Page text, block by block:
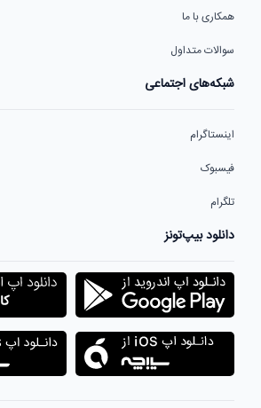
همکاری با ما
سوالات متداول
شبکه‌های اجتماعی
اینستاگرام
فیسبوک
تلگرام
دانلود بیپ‌تونز